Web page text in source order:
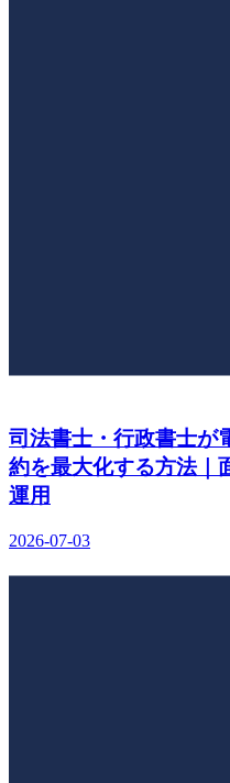
司法書士・行政書士が
約を最大化する方法｜
運用
2026-07-03